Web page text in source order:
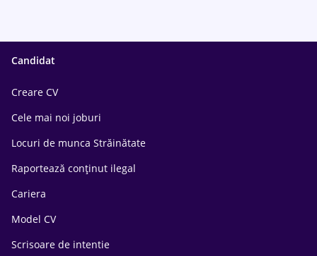
Candidat
Creare CV
Cele mai noi joburi
Locuri de munca Străinătate
Raportează conținut ilegal
Cariera
Model CV
Scrisoare de intentie